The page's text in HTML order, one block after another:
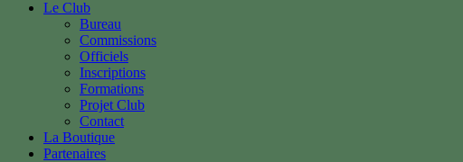
Le Club
Bureau
Commissions
Officiels
Inscriptions
Formations
Projet Club
Contact
La Boutique
Partenaires